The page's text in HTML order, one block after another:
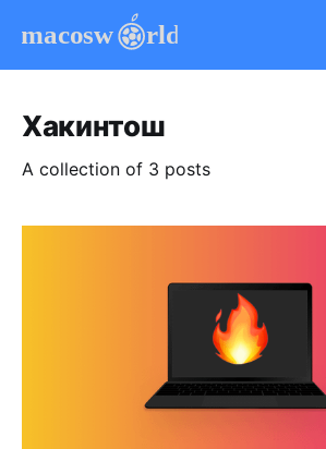
Хакинтош
A collection of 3 posts